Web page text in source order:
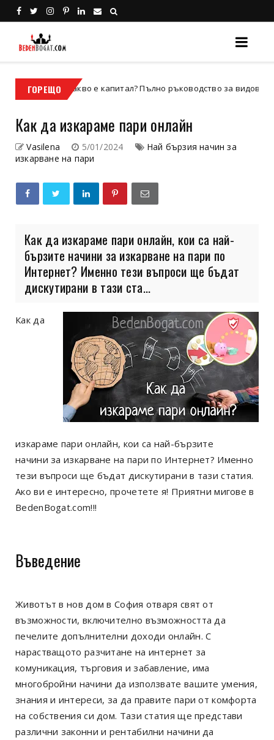
ГОРЕЩО
Какво е капитал? Пълно ръководство за видовете капитал,
Как да изкараме пари онлайн
Vasilena 5/01/2024
Най бързия начин за
изкарване на пари
Как да изкараме пари онлайн, кои са най-
бързите начини за изкарване на пари по
Интернет? Именно тези въпроси ще бъдат
дискутирани в тази ста...
Как да
изкараме пари онлайн, кои са най-бързите
начини за изкарване на пари по Интернет? Именно
тези въпроси ще бъдат дискутирани в тази статия.
Ако ви е интересно, прочетете я! Приятни мигове в
BedenBogat.com!!!
Въведение
Животът в нов дом в София отваря свят от
възможности, включително възможността да
печелите допълнителни доходи онлайн. С
нарастващото разчитане на интернет за
комуникация, търговия и забавление, има
многобройни начини да използвате вашите умения,
знания и интереси, за да правите пари от комфорта
на собствения си дом. Тази статия ще представи
различни законни и рентабилни начини да